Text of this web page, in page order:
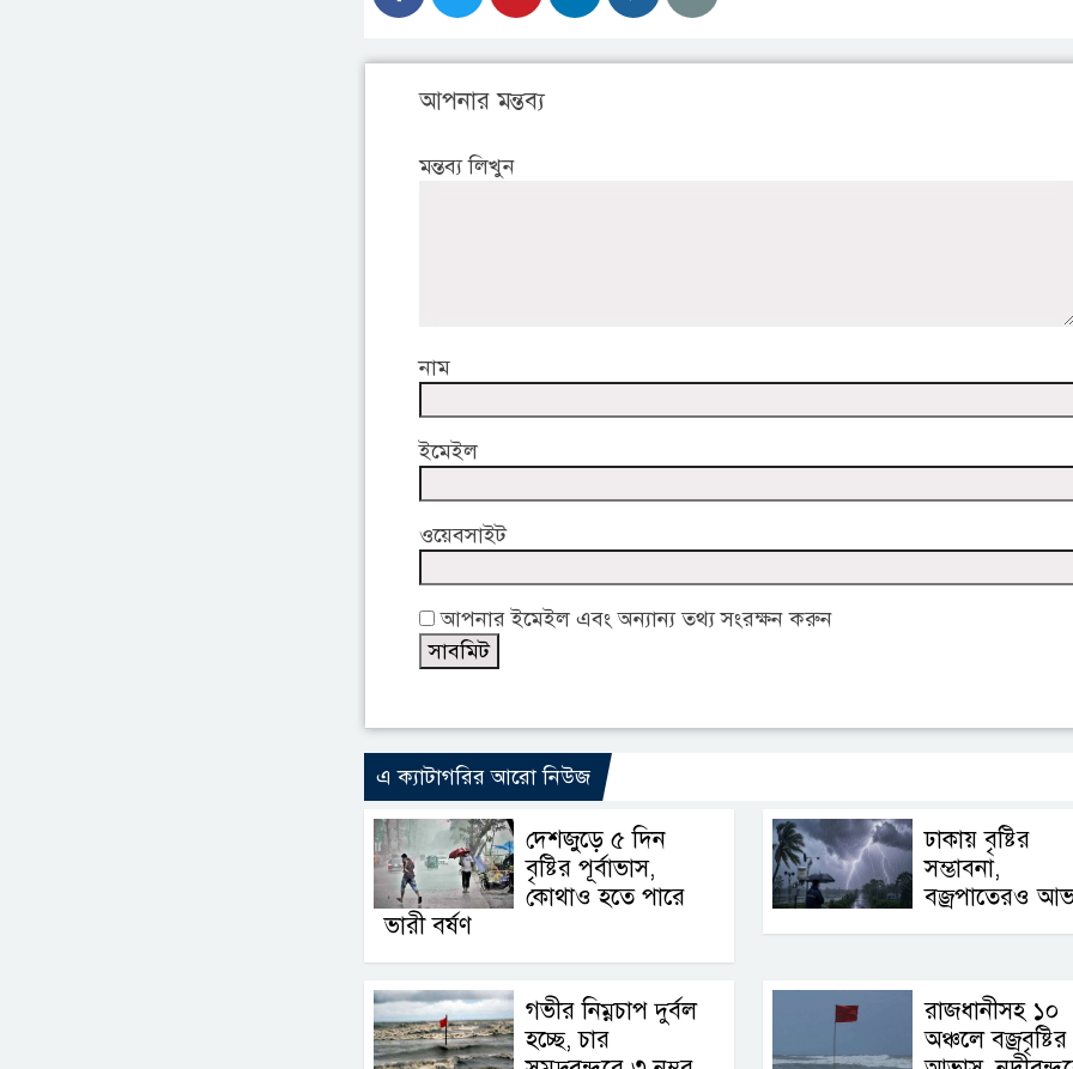
আপনার মন্তব্য
মন্তব্য লিখুন
নাম
ইমেইল
ওয়েবসাইট
আপনার ইমেইল এবং অন্যান্য তথ্য সংরক্ষন করুন
এ ক্যাটাগরির আরো নিউজ
দেশজুড়ে ৫ দিন
বৃষ্টির পূর্বাভাস,
কোথাও হতে পারে
ভারী বর্ষণ
ঢাকায় বৃষ্টির
সম্ভাবনা,
বজ্রপাতেরও
গভীর নিম্নচাপ দুর্বল
হচ্ছে, চার
রাজধানীসহ ১০
অঞ্চলে বজ্রবৃষ্টির